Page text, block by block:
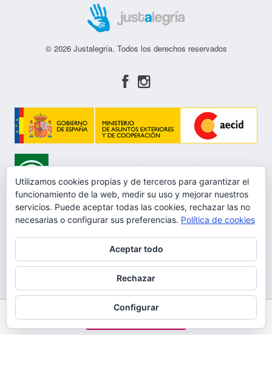
HAZTE SOCIO
© 2026 Justalegría. Todos los derechos reservados
Aviso Legal
Política de privacidad
Protección de datos
Política de Cookies
Utilizamos cookies propias y de terceros para garantizar el
funcionamiento de la web, medir su uso y mejorar nuestros
servicios. Puede aceptar todas las cookies, rechazar las no
necesarias o configurar sus preferencias. Política de cookies
Aceptar todo
Rechazar
Configurar